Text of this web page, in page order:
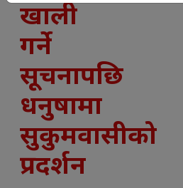
खाली
गर्ने
सूचनापछि
धनुषामा
सुकुमवासीको
प्रदर्शन